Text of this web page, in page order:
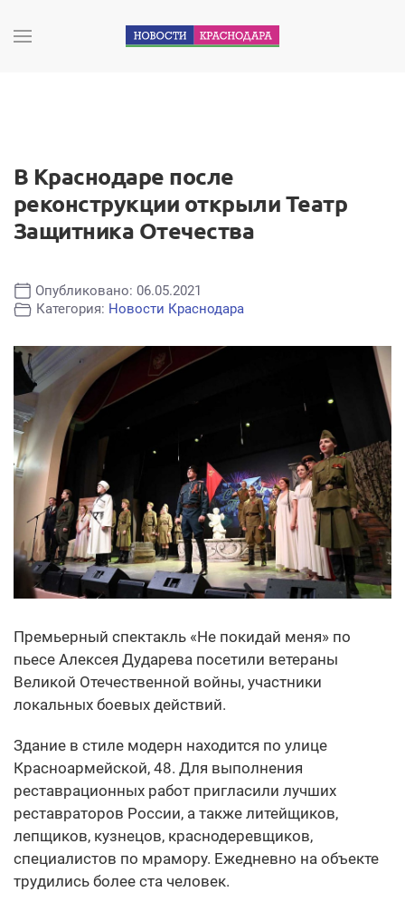
В Краснодаре после
реконструкции открыли Театр
Защитника Отечества
Опубликовано: 06.05.2021
Категория: Новости Краснодара
Премьерный спектакль «Не покидай меня» по
пьесе Алексея Дударева посетили ветераны
Великой Отечественной войны, участники
локальных боевых действий.
Здание в стиле модерн находится по улице
Красноармейской, 48. Для выполнения
реставрационных работ пригласили лучших
реставраторов России, а также литейщиков,
лепщиков, кузнецов, краснодеревщиков,
специалистов по мрамору. Ежедневно на объекте
трудились более ста человек.